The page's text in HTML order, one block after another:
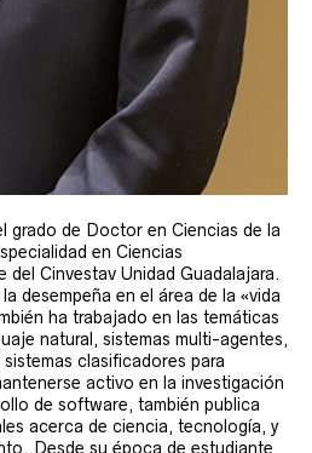
grado de Doctor en Ciencias de la
en Ciencias
del Cinvestav Unidad Guadalajara.
desempeña en el área de la «vida
ha trabajado en las temáticas
natural, sistemas multi-agentes,
clasificadores para
activo en la investigación
de software, también publica
acerca de ciencia, tecnología, y
Desde su época de estudiante